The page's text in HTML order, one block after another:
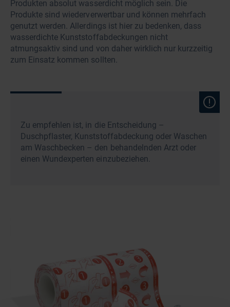
Produkten absolut wasserdicht möglich sein. Die
Produkte sind wiederverwertbar und können mehrfach
genutzt werden. Allerdings ist hier zu bedenken, dass
wasserdichte Kunststoffabdeckungen nicht
atmungsaktiv sind und von daher wirklich nur kurzzeitig
zum Einsatz kommen sollten.
Zu empfehlen ist, in die Entscheidung –
Duschpflaster, Kunststoffabdeckung oder Waschen
am Waschbecken – den behandelnden Arzt oder
einen Wundexperten einzubeziehen.